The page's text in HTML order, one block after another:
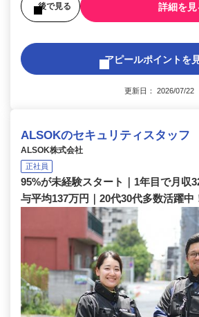
後で見る 詳細を見
アピールポイントを
更新日： 2026/07/
ALSOKのセキュリティスタッフ
ALSOK株式会社
正社員
95%が未経験スタート｜1年目で月収
与平均137万円｜20代30代多数活躍中